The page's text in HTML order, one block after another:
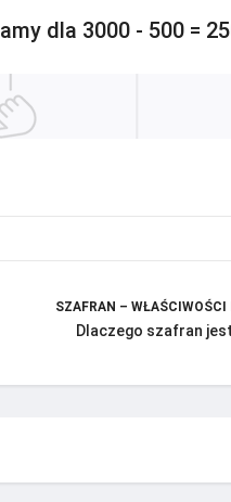
dla 3000 - 500 =
SZAFRAN –
Dlaczego szafran